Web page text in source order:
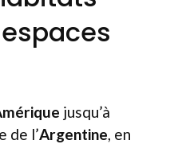
jusqu’à
de l’Argentine , en